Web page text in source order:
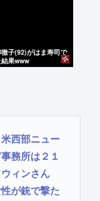
徹子(92)がはま寿司で
果www
西部ニュー
務所は２１
ィンさん
が銃で撃た